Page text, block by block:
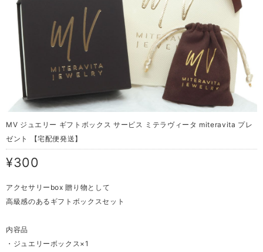
MV ジュエリー ギフトボックス サービス ミテラヴィータ miteravita プレ
ゼント 【宅配便発送】
¥300
アクセサリーbox 贈り物として
高級感のあるギフトボックスセット
内容品
・ジュエリーボックス×1